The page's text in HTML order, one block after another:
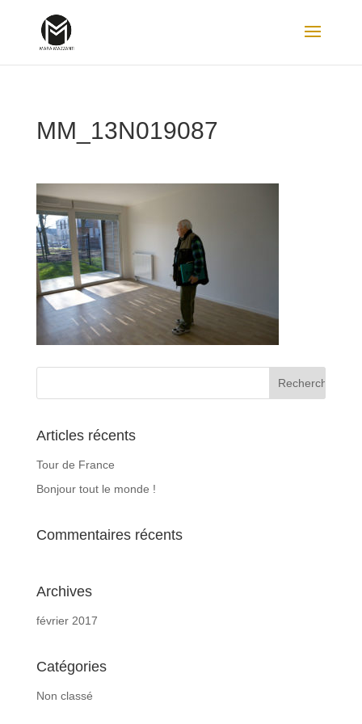
MM_13N019087
Articles récents
Tour de France
Bonjour tout le monde !
Commentaires récents
Archives
février 2017
Catégories
Non classé